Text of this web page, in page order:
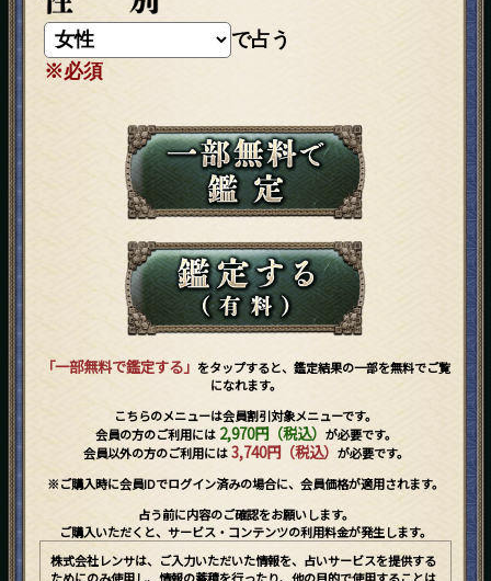
で占う
※必須
「一部無料で鑑定する」 をタップすると、鑑定結果の一部を無料でご覧
になれます。
こちらのメニューは会員割引対象メニューです。
会員の方のご利用には2,970円（税込） が必要です。
会員以外の方のご利用には3,740円（税込） が必要です。
※ご購入時に会員IDでログイン済みの場合に、会員価格が適用されます。
占う前に内容のご確認をお願いします。
ご購入いただくと、サービス・コンテンツの利用料金が発生します。
株式会社レンサは、ご入力いただいた情報を、占いサービスを提供する